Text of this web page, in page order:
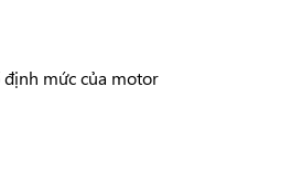
định mức của motor